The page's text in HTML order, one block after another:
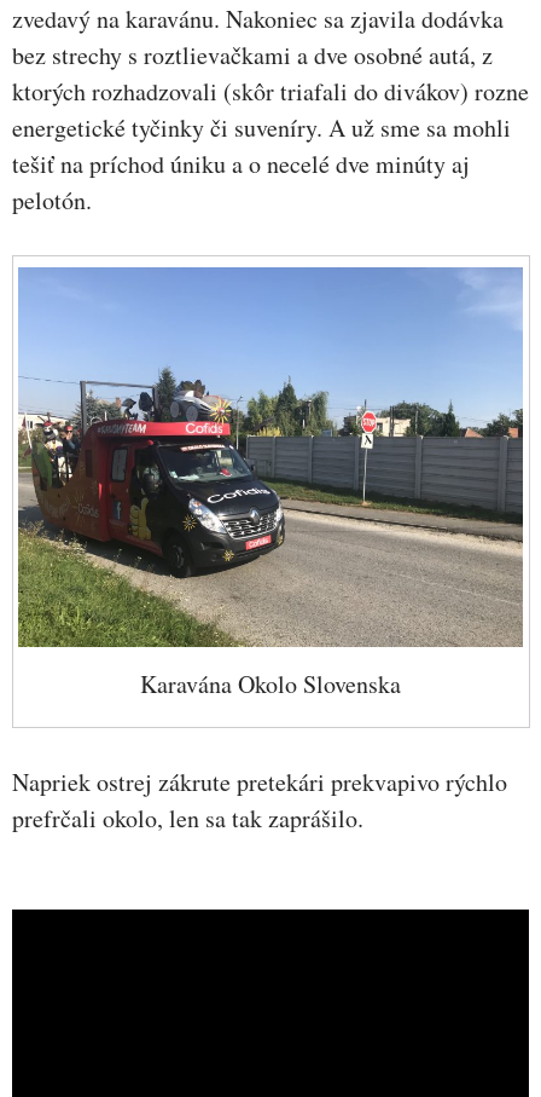
zvedavý na karavánu. Nakoniec sa zjavila dodávka
bez strechy s roztlievačkami a dve osobné autá, z
ktorých rozhadzovali (skôr triafali do divákov) rozne
energetické tyčinky či suveníry. A už sme sa mohli
tešiť na príchod úniku a o necelé dve minúty aj
pelotón.
Karavána Okolo Slovenska
Napriek ostrej zákrute pretekári prekvapivo rýchlo
prefrčali okolo, len sa tak zaprášilo.